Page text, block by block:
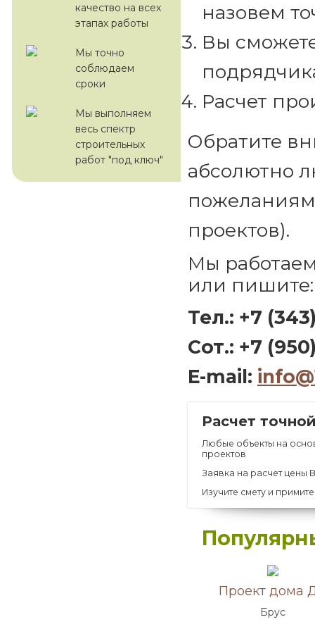
качество на всех
этапах работы
Мы точно
соблюдаем
сроки
Мы выполняем
весь спектр
строительных
работ "под ключ"
назовем
Вы
Расчет
Обратите
абсолютно
проектов).
Мы
или пишите:
Тел.: +7
Сот.: +7
E-mail:
Расчет
Любые объекты на
проектов
Заявка на расчет цены
Изучите смету и
Проект дома
Брус